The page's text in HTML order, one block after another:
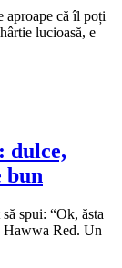
aproape că îl poți
lucioasă, e
dulce,
bun
spui: “Ok, ăsta
Hawwa Red. Un